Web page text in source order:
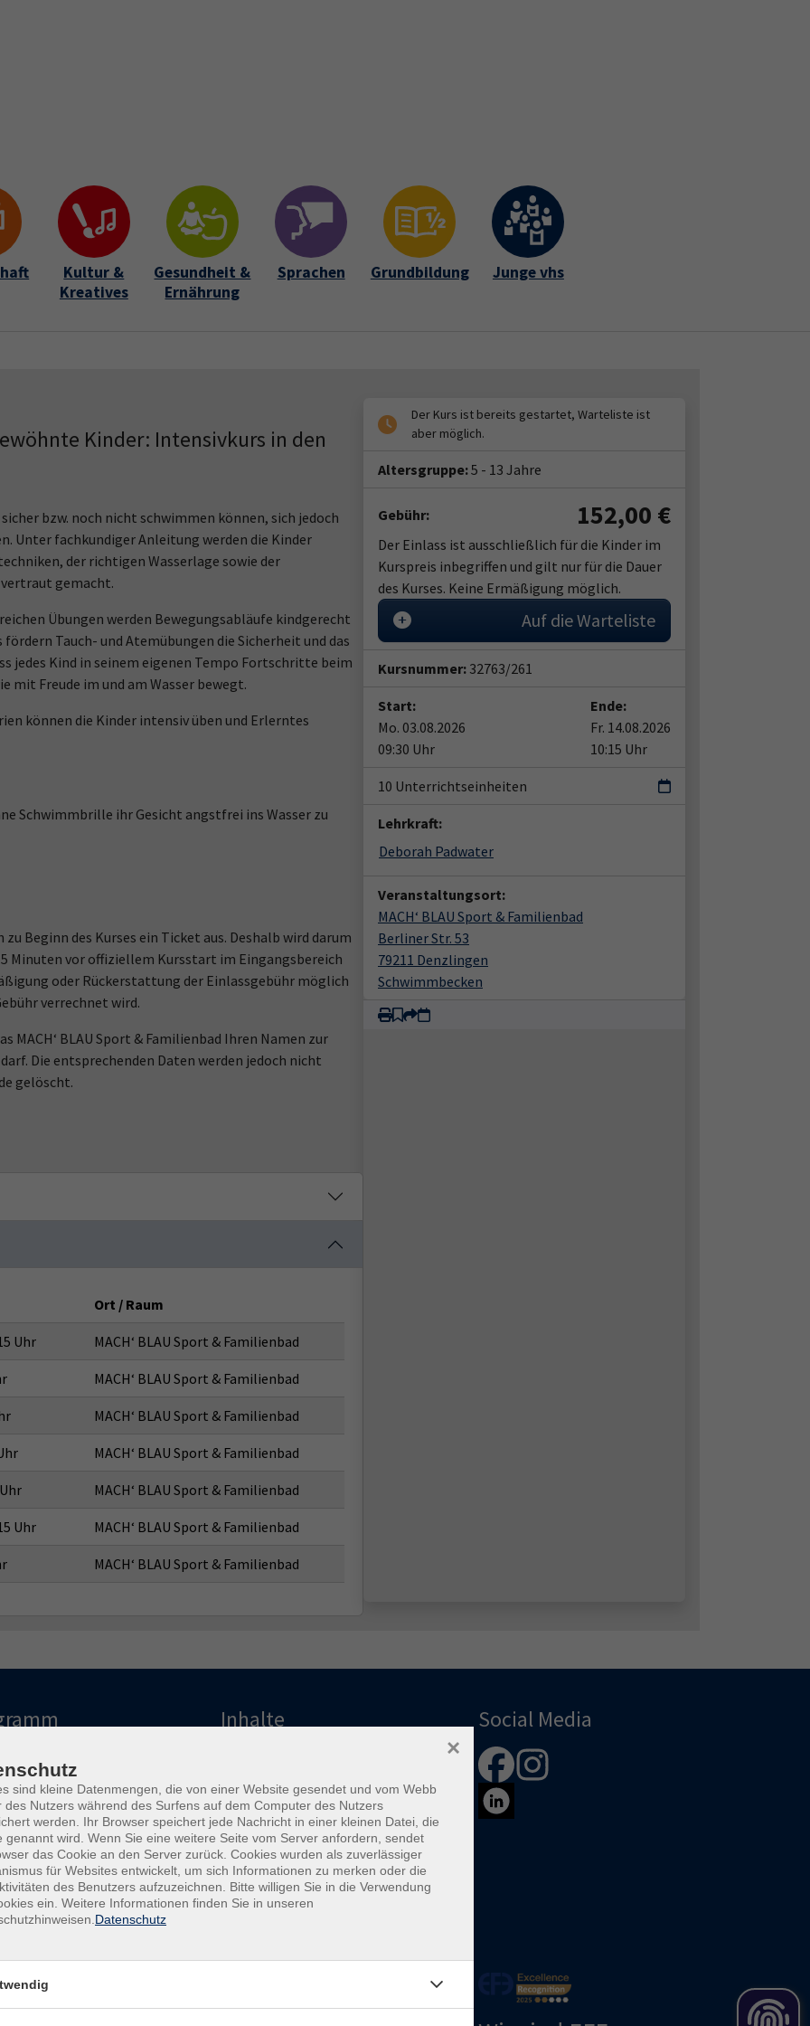
Kultur &
Kreatives
Gesundheit &
Ernährung
Sprachen Grundbildung Junge vhs
Kinder: Intensivkurs in den
bzw. noch nicht schwimmen können, sich jedoch
Unter fachkundiger Anleitung werden die Kinder
der richtigen Wasserlage sowie der
gemacht.
Übungen werden Bewegungsabläufe kindgerecht
Tauch- und Atemübungen die Sicherheit und das
jedes Kind in seinem eigenen Tempo Fortschritte beim
mit Freude im und am Wasser bewegt.
können die Kinder intensiv üben und Erlerntes
Schwimmbrille ihr Gesicht angstfrei ins Wasser zu
Beginn des Kurses ein Ticket aus. Deshalb wird darum
Minuten vor offiziellem Kursstart im Eingangsbereich
oder Rückerstattung der Einlassgebühr möglich
verrechnet wird.
MACH‘ BLAU Sport & Familienbad Ihren Namen zur
Die entsprechenden Daten werden jedoch nicht
gelöscht.
Ort / Raum
Uhr MACH‘ BLAU Sport & Familienbad
MACH‘ BLAU Sport & Familienbad
MACH‘ BLAU Sport & Familienbad
MACH‘ BLAU Sport & Familienbad
MACH‘ BLAU Sport & Familienbad
Uhr MACH‘ BLAU Sport & Familienbad
MACH‘ BLAU Sport & Familienbad
Altersgruppe:5 - 13 Jahre
Gebühr: 152,00 €
Der Einlass ist ausschließlich für die Kinder im
Kurspreis inbegriffen und gilt nur für die Dauer
des Kurses. Keine Ermäßigung möglich.
Auf die Warteliste
Kursnummer: 32763/261
Start:
Mo. 03.08.2026
09:30 Uhr
Ende:
Fr. 14.08.2026
10:15 Uhr
10 Unterrichtseinheiten
Lehrkraft:
Deborah Padwater
Veranstaltungsort:
MACH‘ BLAU Sport & Familienbad
Berliner Str. 53
79211 Denzlingen
Schwimmbecken
& Kreatives
& Ernährung
vhs
Inhalte
Kursfinder
Aktuelles
Lehrkräfte Intern
Gutschein
Newsletter
Widerruf
Social Media
als
sind kleine Datenmengen, die von einer Website gesendet und vom Webb
des Nutzers während des Surfens auf dem Computer des Nutzers
werden. Ihr Browser speichert jede Nachricht in einer kleinen Datei, die
genannt wird. Wenn Sie eine weitere Seite vom Server anfordern, sendet
das Cookie an den Server zurück. Cookies wurden als zuverlässiger
für Websites entwickelt, um sich Informationen zu merken oder die
des Benutzers aufzuzeichnen. Bitte willigen Sie in die Verwendung
ein. Weitere Informationen finden Sie in unseren
Datenschutz
×